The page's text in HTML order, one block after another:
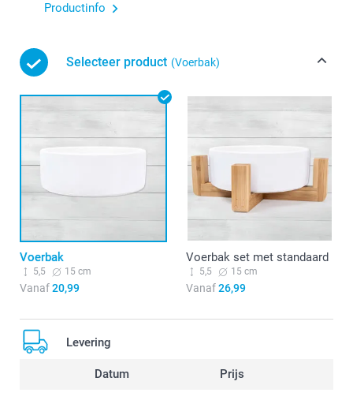
Productinfo
Selecteer product (Voerbak)
Voerbak
5,5 15 cm
Vanaf20,99
Voerbak set met standaard
5,5 15 cm
Vanaf26,99
Levering
Datum Prijs